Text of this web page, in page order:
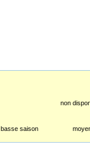
non
basse saison